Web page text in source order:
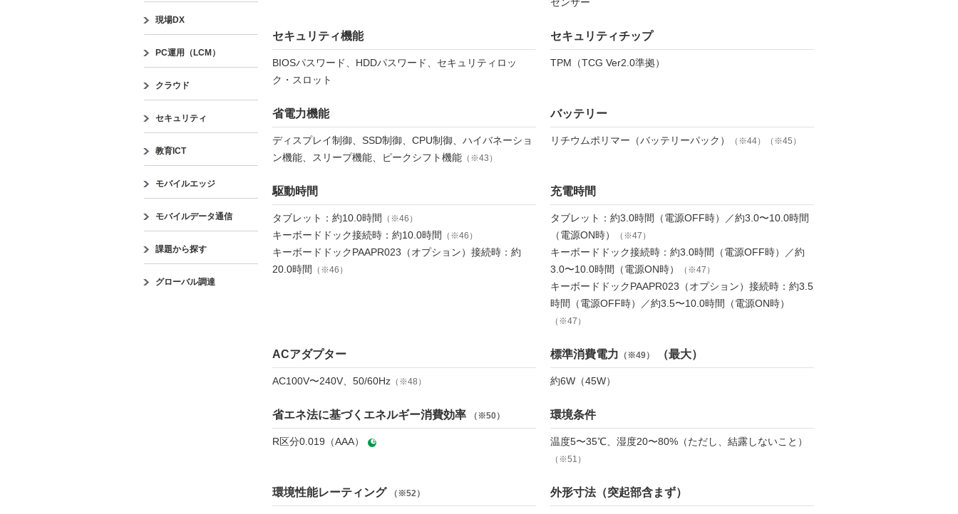
現場DX
PC運用（LCM）
クラウド
セキュリティ
教育ICT
モバイルエッジ
モバイルデータ通信
課題から探す
グローバル調達
センサー
セキュリティ機能
BIOSパスワード、HDDパスワード、セキュリティロッ
ク・スロット
セキュリティチップ
TPM（TCG Ver2.0準拠）
省電力機能
ディスプレイ制御、SSD制御、CPU制御、ハイバネーショ
ン機能、スリープ機能、ピークシフト機能 （※43）
バッテリー
リチウムポリマー（バッテリーパック） （※44）（※45）
駆動時間
タブレット：約10.0時間 （※46）
キーボードドック接続時：約10.0時間 （※46）
キーボードドックPAAPR023（オプション）接続時：約
20.0時間
（※46）
充電時間
タブレット：約3.0時間（電源OFF時）／約3.0〜10.0時間
（電源ON時）
（※47）
キーボードドック接続時：約3.0時間（電源OFF時）／約
3.0〜10.0時間（電源ON時）
（※47）
キーボードドックPAAPR023（オプション）接続時：約3.5
時間（電源OFF時）／約3.5〜10.0時間（電源ON時）
（※47）
ACアダプター
AC100V〜240V、50/60Hz （※48）
標準消費電力 （※49） （最大）
約6W（45W）
省エネ法に基づくエネルギー消費効率 （※50）
R区分0.019（AAA）
環境条件
温度5〜35℃、湿度20〜80%（ただし、結露しないこと）
（※51）
環境性能レーティング （※52） 外形寸法（突起部含まず）